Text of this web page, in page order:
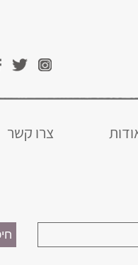
צרו קשר